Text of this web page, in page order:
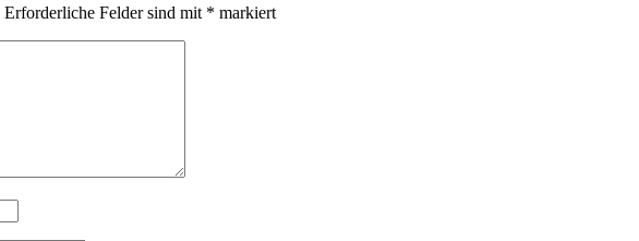
Erforderliche Felder sind mit * markiert